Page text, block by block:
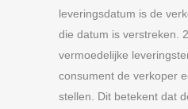
leveringsdatum is de
die datum is verstreken.
vermoedelijke
consument de verkoper
stellen. Dit betekent dat